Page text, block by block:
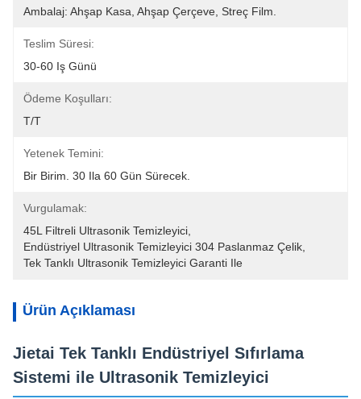
Ambalaj: Ahşap Kasa, Ahşap Çerçeve, Streç Film.
Teslim Süresi:
30-60 Iş Günü
Ödeme Koşulları:
T/T
Yetenek Temini:
Bir Birim. 30 Ila 60 Gün Sürecek.
Vurgulamak:
45L Filtreli Ultrasonik Temizleyici
Endüstriyel Ultrasonik Temizleyici 304 Paslanmaz Çelik
Tek Tanklı Ultrasonik Temizleyici Garanti Ile
Ürün Açıklaması
Jietai Tek Tanklı Endüstriyel Sıfırlama
Sistemi ile Ultrasonik Temizleyici